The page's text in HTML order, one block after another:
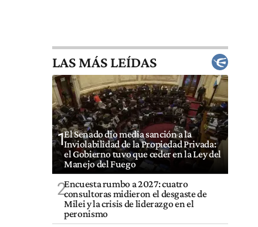
LAS MÁS LEÍDAS
1El Senado dio media sanción a la
Inviolabilidad de la Propiedad Privada:
el Gobierno tuvo que ceder en la Ley del
Manejo del Fuego
2Encuesta rumbo a 2027: cuatro
consultoras midieron el desgaste de
Milei y la crisis de liderazgo en el
peronismo